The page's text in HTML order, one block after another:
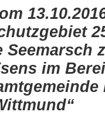
Seemarsch
im